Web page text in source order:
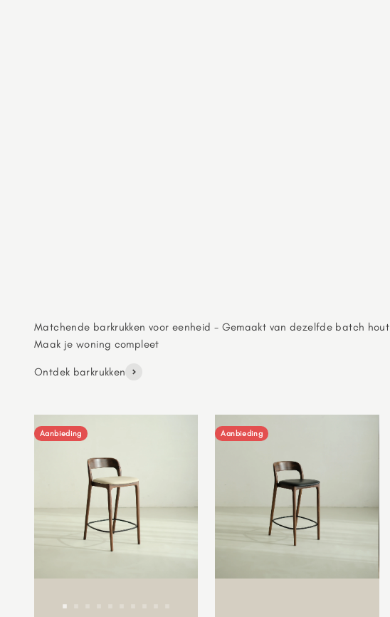
Matchende barkrukken voor eenheid - Gemaakt van dezelfde batch hout
Ontdek barkrukken
Aanbieding Aanbieding